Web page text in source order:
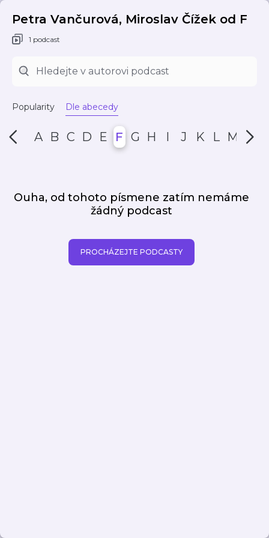
Petra Vančurová, Miroslav Čížek od F
1 podcast
Popularity Dle abecedy
A B C D E F G H I J K L M N
Ouha, od tohoto písmene zatím nemáme
žádný podcast
PROCHÁZEJTE PODCASTY